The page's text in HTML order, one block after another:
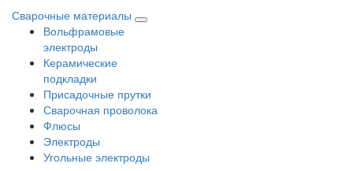
Сварочные материалы
Вольфрамовые
электроды
Керамические
подкладки
Присадочные прутки
Сварочная проволока
Флюсы
Электроды
Угольные электроды